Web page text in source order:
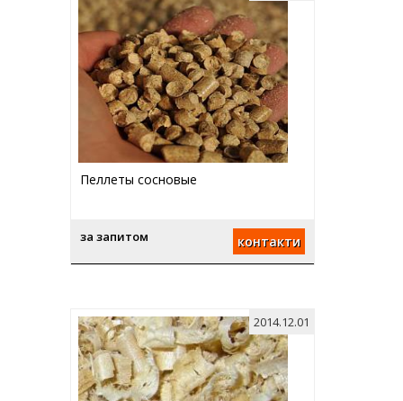
Пеллеты сосновые
за запитом контакти
2014.12.01